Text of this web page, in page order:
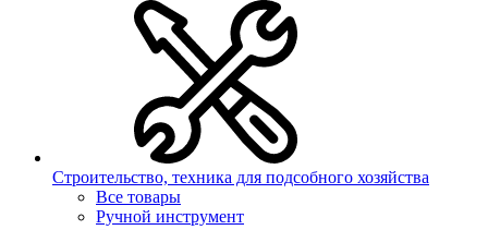
Строительство, техника для подсобного хозяйства
Все товары
Ручной инструмент